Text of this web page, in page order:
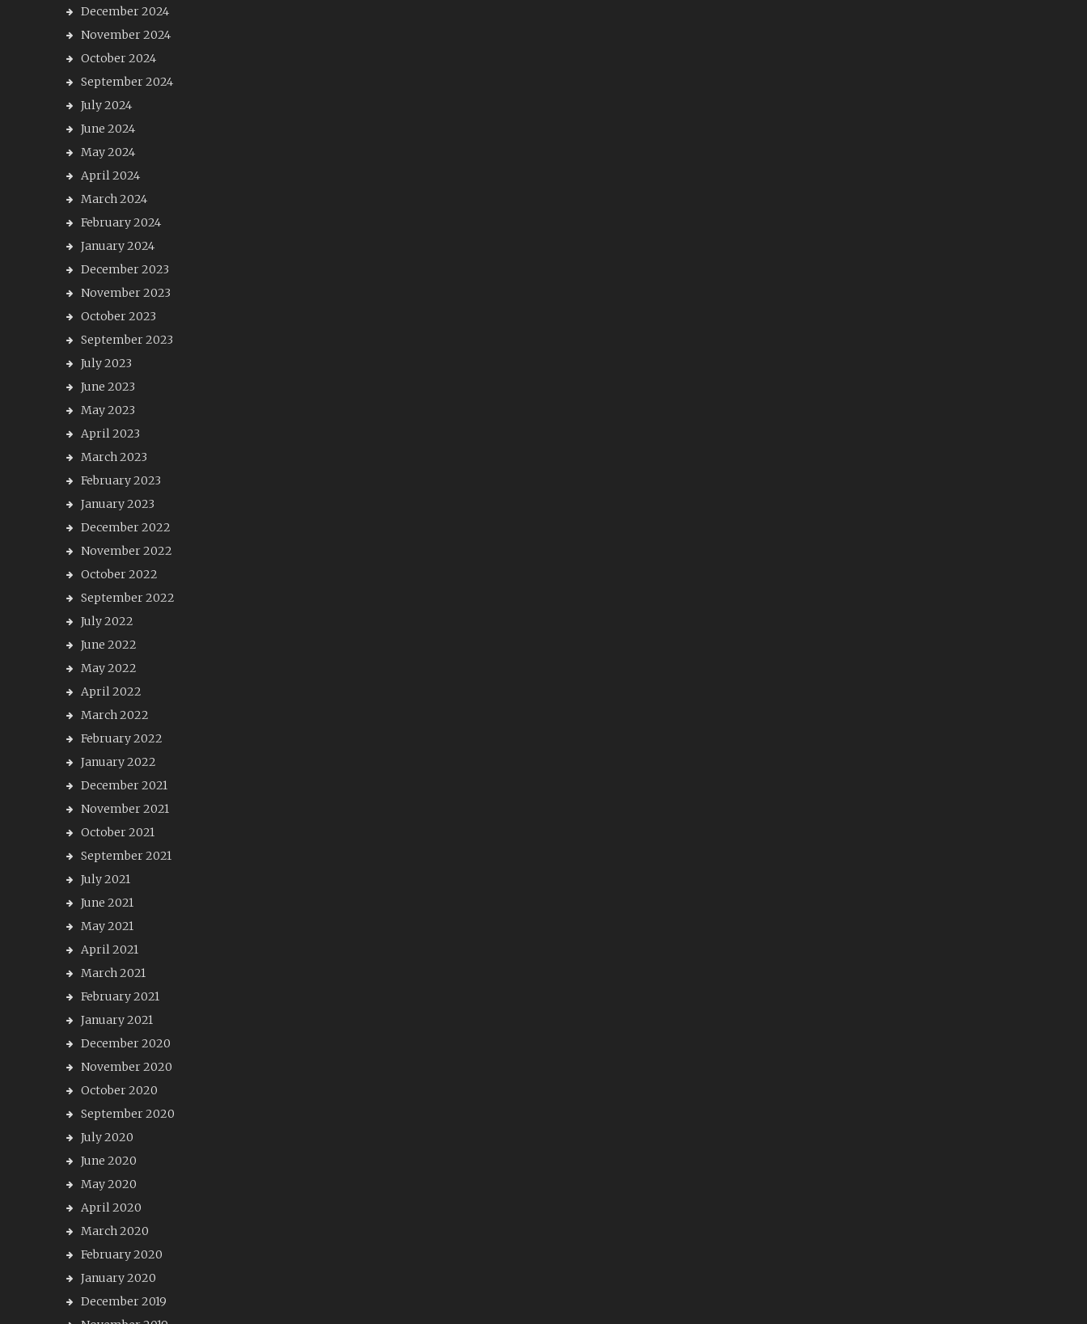
December 2024
November 2024
October 2024
September 2024
July 2024
June 2024
May 2024
April 2024
March 2024
February 2024
January 2024
December 2023
November 2023
October 2023
September 2023
July 2023
June 2023
May 2023
April 2023
March 2023
February 2023
January 2023
December 2022
November 2022
October 2022
September 2022
July 2022
June 2022
May 2022
April 2022
March 2022
February 2022
January 2022
December 2021
November 2021
October 2021
September 2021
July 2021
June 2021
May 2021
April 2021
March 2021
February 2021
January 2021
December 2020
November 2020
October 2020
September 2020
July 2020
June 2020
May 2020
April 2020
March 2020
February 2020
January 2020
December 2019